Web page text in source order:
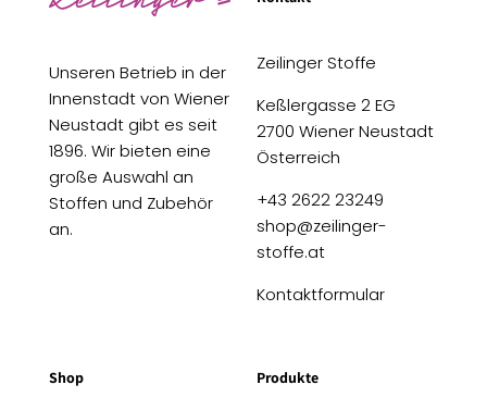
Unseren Betrieb in der
Innenstadt von Wiener
Neustadt gibt es seit
1896. Wir bieten eine
große Auswahl an
Stoffen und Zubehör
an.
Zeilinger Stoffe
Keßlergasse 2 EG
2700 Wiener Neustadt
Österreich
+43 2622 23249
shop@zeilinger-
stoffe.at
Kontaktformular
Shop Produkte